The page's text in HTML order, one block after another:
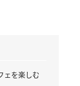
ェを楽しむ